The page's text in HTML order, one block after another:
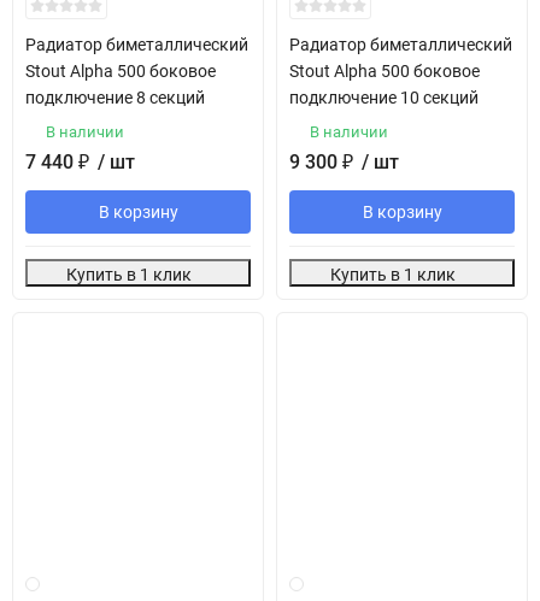
Радиатор биметаллический
Stout Alpha 500 боковое
подключение 8 секций
В наличии
7 440 ₽ / шт
В корзину
Купить в 1 клик
Радиатор биметаллический
Stout Alpha 500 боковое
подключение 10 секций
В наличии
9 300 ₽ / шт
В корзину
Купить в 1 клик